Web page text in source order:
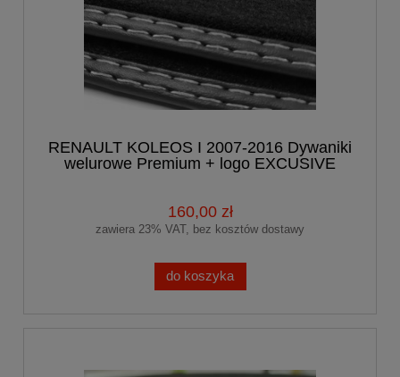
RENAULT KOLEOS I 2007-2016 Dywaniki
welurowe Premium + logo EXCUSIVE
160,00 zł
zawiera 23% VAT, bez kosztów dostawy
do koszyka